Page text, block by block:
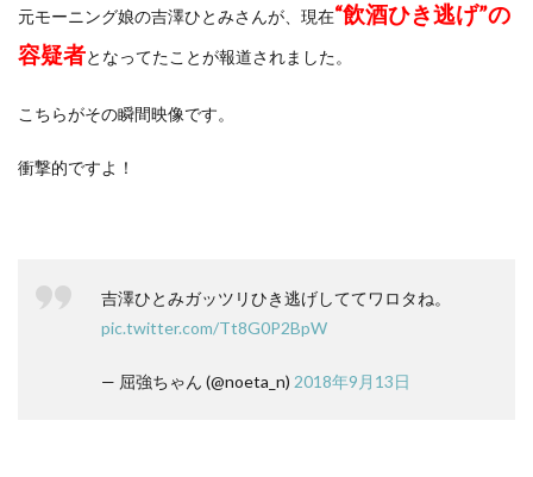
元モーニング娘の吉澤ひとみさんが、現在“飲酒ひき逃げ”の
容疑者となってたことが報道されました。
こちらがその瞬間映像です。
衝撃的ですよ！
吉澤ひとみガッツリひき逃げしててワロタね。
pic.twitter.com/Tt8G0P2BpW
— 屈強ちゃん (@noeta_n) 2018年9月13日